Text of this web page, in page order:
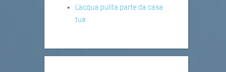
L'acqua pulita parte da casa
tua